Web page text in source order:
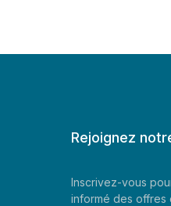
Rejoignez
Inscrivez-vous
informé des offres